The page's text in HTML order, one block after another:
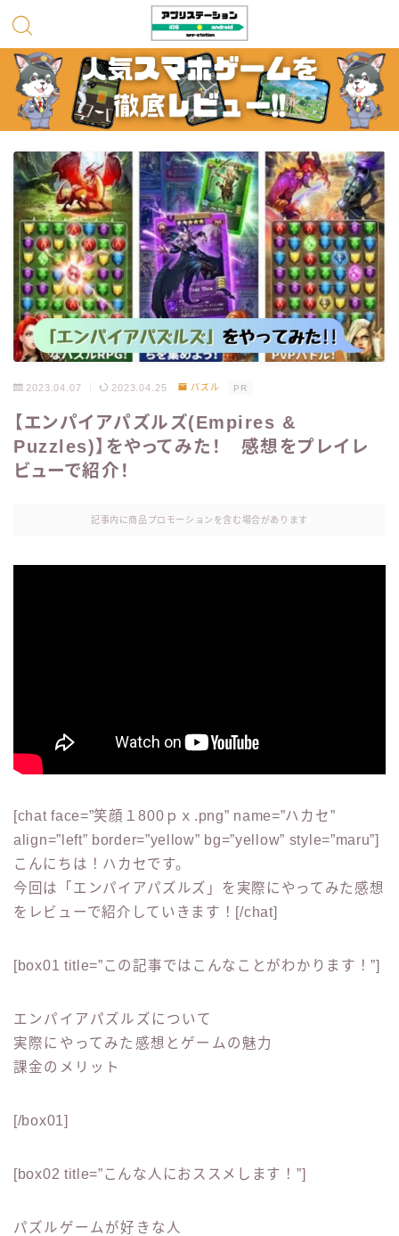
2023.04.07 2023.04.25 パズル PR
【エンパイアパズルズ(Empires &
Puzzles)】をやってみた！ 感想をプレイレ
ビューで紹介！
記事内に商品プロモーションを含む場合があります
[chat face=”笑顔１800ｐｘ.png” name=”ハカセ”
align=”left” border=”yellow” bg=”yellow” style=”maru”]
こんにちは！ハカセです。
今回は
「エンパイアパズルズ」 を実際にやってみた感想
をレビューで紹介していきます！[/chat]
[box01 title=”この記事ではこんなことがわかります！”]
エンパイアパズルズについて
実際にやってみた感想とゲームの魅力
課金のメリット
[/box01]
[box02 title=”こんな人におススメします！”]
パズルゲームが好きな人